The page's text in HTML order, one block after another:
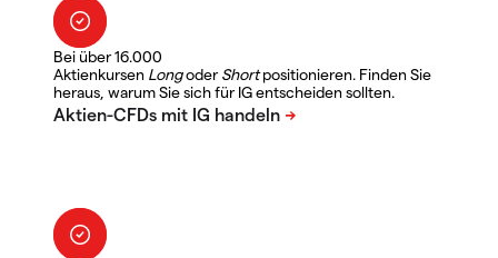
Bei über 16.000
Aktienkursen LongoderShortpositionieren. Finden Sie
heraus, warum Sie sich für IG entscheiden sollten.